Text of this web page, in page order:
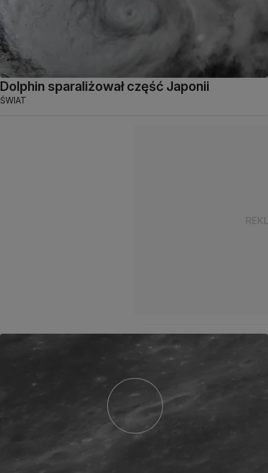
Dolphin sparaliżował część Japonii
ŚWIAT